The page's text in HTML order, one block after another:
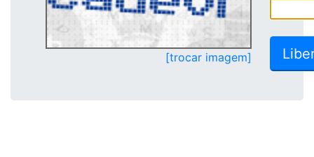
[trocar imagem]